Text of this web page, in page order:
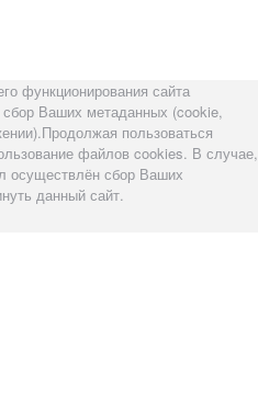
функционирования сайта
Ваших метаданных (cookie,
пользоваться
файлов cookies. В случае,
осуществлён сбор Ваших
данный сайт.